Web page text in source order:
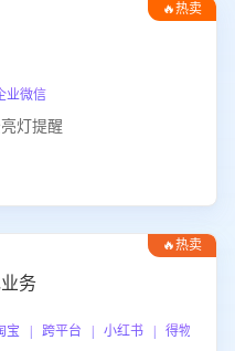
🔥热卖
微信
灯提醒
🔥热卖
务
| 跨平台 | 小红书 | 得物 | 企